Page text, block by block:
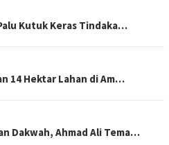
Kutuk Keras Tindaka…
14 Hektar Lahan di Am…
Dakwah, Ahmad Ali Tema…